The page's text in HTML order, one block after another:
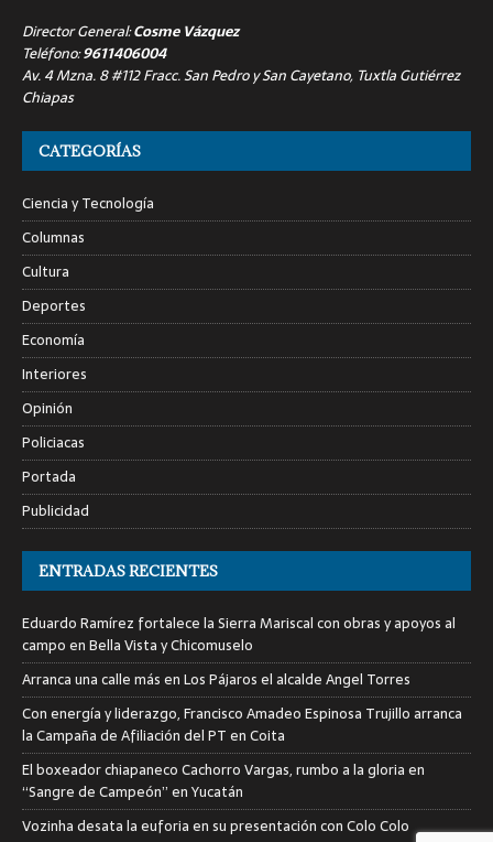
Director General:Cosme Vázquez
Teléfono:9611406004
Av. 4 Mzna. 8 #112 Fracc. San Pedro y San Cayetano, Tuxtla Gutiérrez
Chiapas
CATEGORÍAS
Ciencia y Tecnología
Columnas
Cultura
Deportes
Economía
Interiores
Opinión
Policiacas
Portada
Publicidad
ENTRADAS RECIENTES
Eduardo Ramírez fortalece la Sierra Mariscal con obras y apoyos al
campo en Bella Vista y Chicomuselo
Arranca una calle más en Los Pájaros el alcalde Angel Torres
Con energía y liderazgo, Francisco Amadeo Espinosa Trujillo arranca
la Campaña de Afiliación del PT en Coita
El boxeador chiapaneco Cachorro Vargas, rumbo a la gloria en
“Sangre de Campeón” en Yucatán
Vozinha desata la euforia en su presentación con Colo Colo